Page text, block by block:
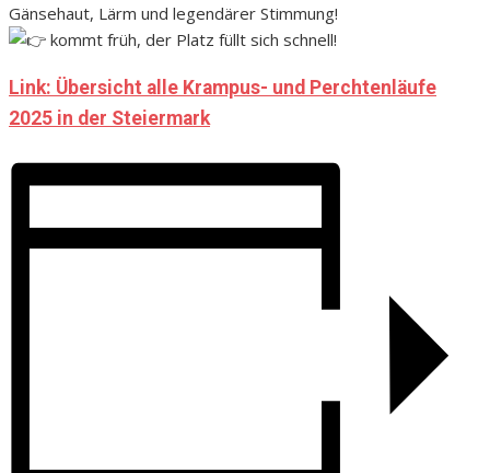
Gänsehaut, Lärm und legendärer Stimmung!
kommt früh, der Platz füllt sich schnell!
Link: Übersicht alle Krampus- und Perchtenläufe
2025 in der Steiermark